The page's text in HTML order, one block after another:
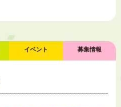
イベント 募集情報